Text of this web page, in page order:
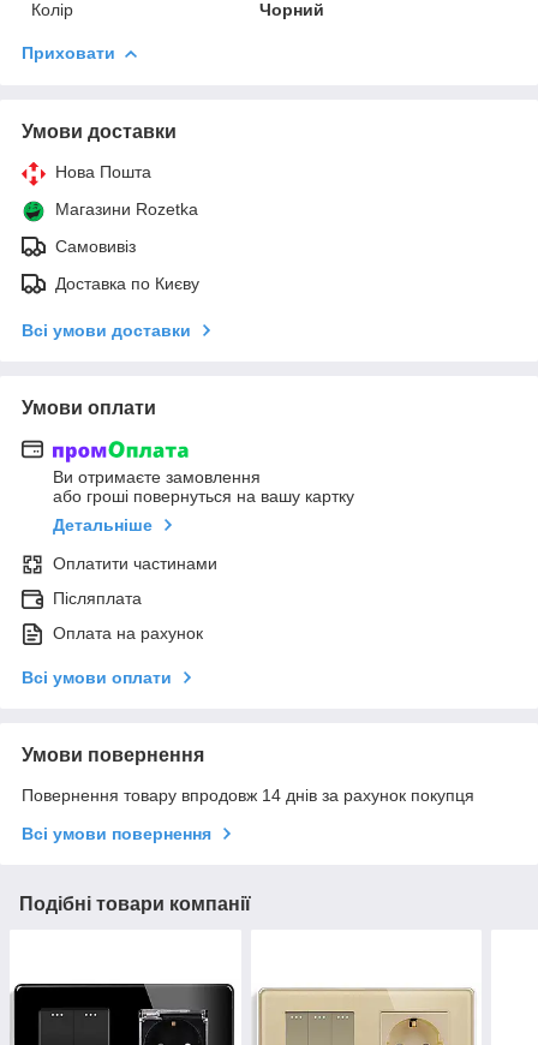
Колір Чорний
Приховати
Умови доставки
Нова Пошта
Магазини Rozetka
Самовивіз
Доставка по Києву
Всі умови доставки
Умови оплати
Ви отримаєте замовлення
або гроші повернуться на вашу картку
Детальніше
Оплатити частинами
Післяплата
Оплата на рахунок
Всі умови оплати
Умови повернення
Повернення товару впродовж 14 днів за рахунок покупця
Всі умови повернення
Подібні товари компанії